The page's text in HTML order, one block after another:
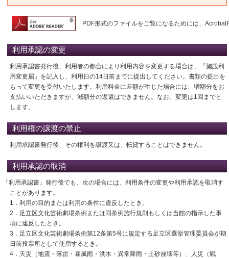
PDF形式のファイルをご覧になるためには、
利用承認の変更
利用承認書発行後、利用者の都合により利用内容を変更する場合は、『施設利
用変更届』を記入し、利用日の14日前までに提出してください。書類の提出を
もって変更を受付いたします。利用料金に差額が生じた場合には、増額分をお
支払いいただきますが、減額分の返還はできません。なお、変更は1回までと
します。
利用権の譲渡の禁止
利用承認書発行後、その権利を譲渡又は、転貸することはできません。
利用承認の取消
「利用承認書」発行後でも、次の場合には、利用条件の変更や利用承認を取消す
ことがあります。
1．利用の目的または利用の条件に違反したとき。
2．足立区文化芸術劇場条例または同条例施行規則もしくは当館の指示した事
項に違反したとき。
3．足立区文化芸術劇場条例第12条第5号に規定する足立区選挙管理委員会が期
日前投票所として使用するとき。
4．天災（地震・落雷・暴風雨・洪水・異常降雨・土砂崩壊等）、人災（戦